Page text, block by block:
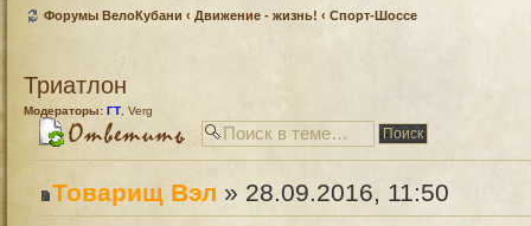
Форумы ВелоКубани ‹ Движение - жизнь! ‹ Спорт-Шоссе
Триатлон
Модераторы: ГТ Verg
Товарищ Вэл » 28.09.2016, 11:50